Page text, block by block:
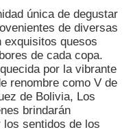
única de degustar
de diversas
exquisitos quesos
de cada copa.
por la vibrante
renombre como V de
de Bolivia, Los
brindarán
sentidos de los